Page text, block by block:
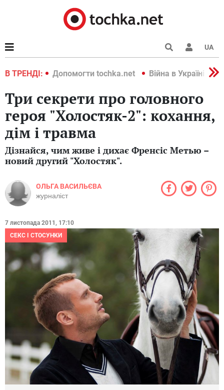
UA
В ТРЕНДІ:
2022 Допомогти tochka.net Війна в Україні 2022
Три секрети про головного
героя "Холостяк-2": кохання,
дім і травма
Дізнайся, чим живе і дихає Френсіс Метью –
новий другий "Холостяк".
ОЛЬГА ВАСИЛЬЄВА
журналіст
7 листопада 2011, 17:10
СЕКС І СТОСУНКИ